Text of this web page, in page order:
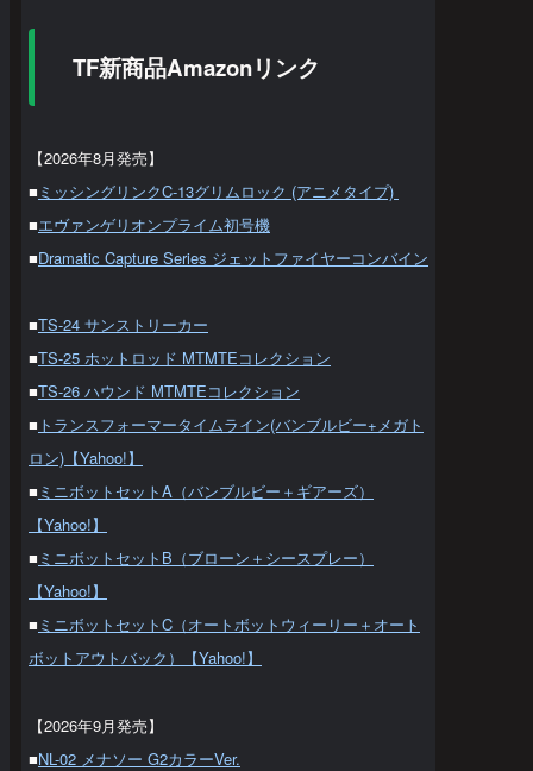
TF新商品Amazonリンク
【2026年8月発売】
■ ミッシングリンクC-13グリムロック (アニメタイプ)
■エヴァンゲリオンプライム初号機
■Dramatic Capture Series ジェットファイヤーコンバイン
■TS-24 サンストリーカー
■TS-25 ホットロッド MTMTEコレクション
■TS-26 ハウンド MTMTEコレクション
■ トランスフォーマータイムライン(バンブルビー+メガト
ロン)【Yahoo!】
■ ミニボットセットA（バンブルビー＋ギアーズ）
【Yahoo!】
■ ミニボットセットB（ブローン＋シースプレー）
【Yahoo!】
■ ミニボットセットC（オートボットウィーリー＋オート
ボットアウトバック）【Yahoo!】
【2026年9月発売】
■NL-02 メナソー G2カラーVer.